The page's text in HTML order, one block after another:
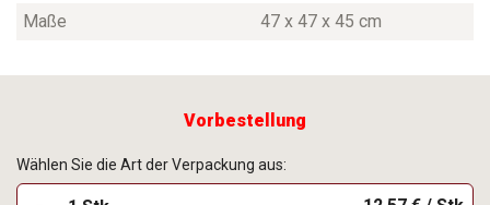
Maße
47 x 47 x 45 cm
Vorbestellung
Wählen Sie die Art der Verpackung aus: